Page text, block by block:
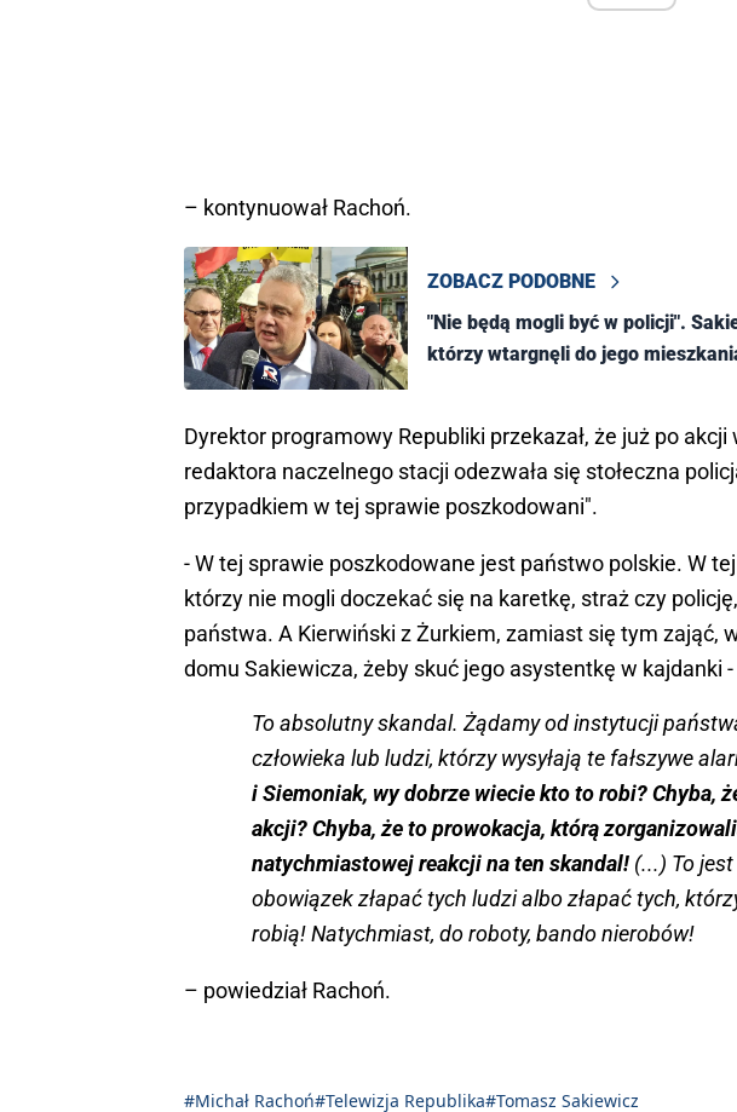
– kontynuował Rachoń.
ZOBACZ PODOBNE
"Nie będą mogli być w policji".
którzy wtargnęli do jego
Dyrektor programowy Republiki przekazał, że już po
redaktora naczelnego stacji odezwała się stołeczna
przypadkiem w tej sprawie poszkodowani".
- W tej sprawie poszkodowane jest państwo polskie. W
którzy nie mogli doczekać się na karetkę, straż czy
państwa. A Kierwiński z Żurkiem, zamiast się tym zająć,
domu Sakiewicza, żeby skuć jego asystentkę w kajdanki -
To absolutny skandal. Żądamy od instytucji
człowieka lub ludzi, którzy wysyłają te fałszywe
i Siemoniak, wy dobrze wiecie kto to robi? Chyba,
akcji? Chyba, że to prowokacja, którą
natychmiastowej reakcji na ten skandal! (...) To
obowiązek złapać tych ludzi albo złapać tych,
robią! Natychmiast, do roboty, bando nierobów!
– powiedział Rachoń.
#Michał Rachoń#Telewizja Republika#Tomasz Sakiewicz